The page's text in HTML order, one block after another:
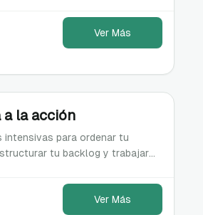
Ver Más
a la acción
tu backlog y trabajar
Ver Más